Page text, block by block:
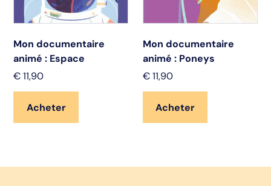
Mon documentaire
animé : Espace
€ 11,90
Acheter
Mon documentaire
animé : Poneys
€ 11,90
Acheter